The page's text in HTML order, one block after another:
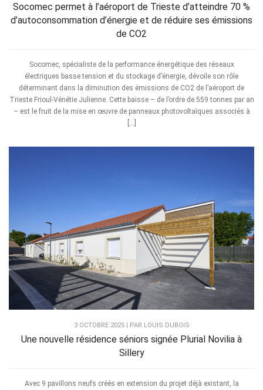
Socomec permet à l’aéroport de Trieste d’atteindre 70 %
d’autoconsommation d’énergie et de réduire ses émissions
de CO2
Socomec, spécialiste de la performance énergétique des réseaux
électriques basse tension et du stockage d’énergie, dévoile son rôle
déterminant dans la diminution des émissions de CO2 de l’aéroport de
Trieste Frioul-Vénétie Julienne. Cette baisse – de l’ordre de 559 tonnes par an
– est le fruit de la mise en œuvre de panneaux photovoltaïques associés à
3 OCTOBRE 2025 | PAR LOUIS DUBOIS
Une nouvelle résidence séniors signée Plurial Novilia à
Sillery
Avec 9 pavillons neufs créés en extension du projet déjà existant, la